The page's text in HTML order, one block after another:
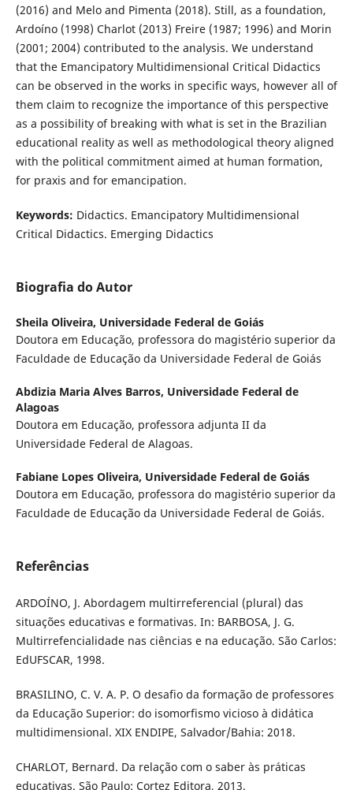
(2016) and Melo and Pimenta (2018). Still, as a foundation,
Ardoíno (1998) Charlot (2013) Freire (1987; 1996) and Morin
(2001; 2004) contributed to the analysis. We understand
that the Emancipatory Multidimensional Critical Didactics
can be observed in the works in specific ways, however all of
them claim to recognize the importance of this perspective
as a possibility of breaking with what is set in the Brazilian
educational reality as well as methodological theory aligned
with the political commitment aimed at human formation,
for praxis and for emancipation.
Keywords: Didactics. Emancipatory Multidimensional
Critical Didactics. Emerging Didactics
Biografia do Autor
Sheila Oliveira, Universidade Federal de Goiás
Doutora em Educação, professora do magistério superior da
Faculdade de Educação da Universidade Federal de Goiás
Abdizia Maria Alves Barros, Universidade Federal de
Alagoas
Doutora em Educação, professora adjunta II da
Universidade Federal de Alagoas.
Fabiane Lopes Oliveira, Universidade Federal de Goiás
Doutora em Educação, professora do magistério superior da
Faculdade de Educação da Universidade Federal de Goiás.
Referências
ARDOÍNO, J. Abordagem multirreferencial (plural) das
situações educativas e formativas. In: BARBOSA, J. G.
Multirrefencialidade nas ciências e na educação. São Carlos:
EdUFSCAR, 1998.
BRASILINO, C. V. A. P. O desafio da formação de professores
da Educação Superior: do isomorfismo vicioso à didática
multidimensional. XIX ENDIPE, Salvador/Bahia: 2018.
CHARLOT, Bernard. Da relação com o saber às práticas
educativas. São Paulo: Cortez Editora, 2013.